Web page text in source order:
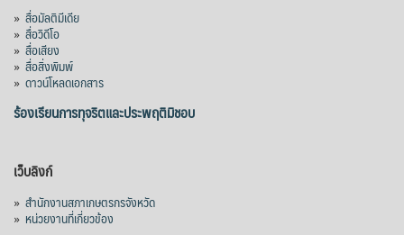
» สื่อมัลติมีเดีย
» สื่อวิดีโอ
» สื่อเสียง
» สื่อสิ่งพิมพ์
» ดาวน์โหลดเอกสาร
ร้องเรียนการทุจริตและประพฤติมิชอบ
เว็บลิงก์
» สำนักงานสภาเกษตรกรจังหวัด
» หน่วยงานที่เกี่ยวข้อง